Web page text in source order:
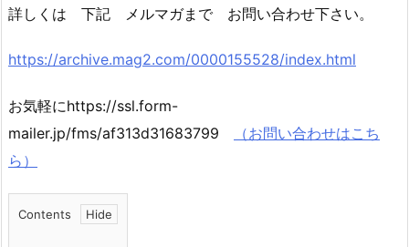
詳しくは 下記 メルマガまで お問い合わせ下さい。
https://archive.mag2.com/0000155528/index.html
お気軽にhttps://ssl.form-
mailer.jp/fms/af313d31683799
（お問い合わせはこち
ら）
Contents